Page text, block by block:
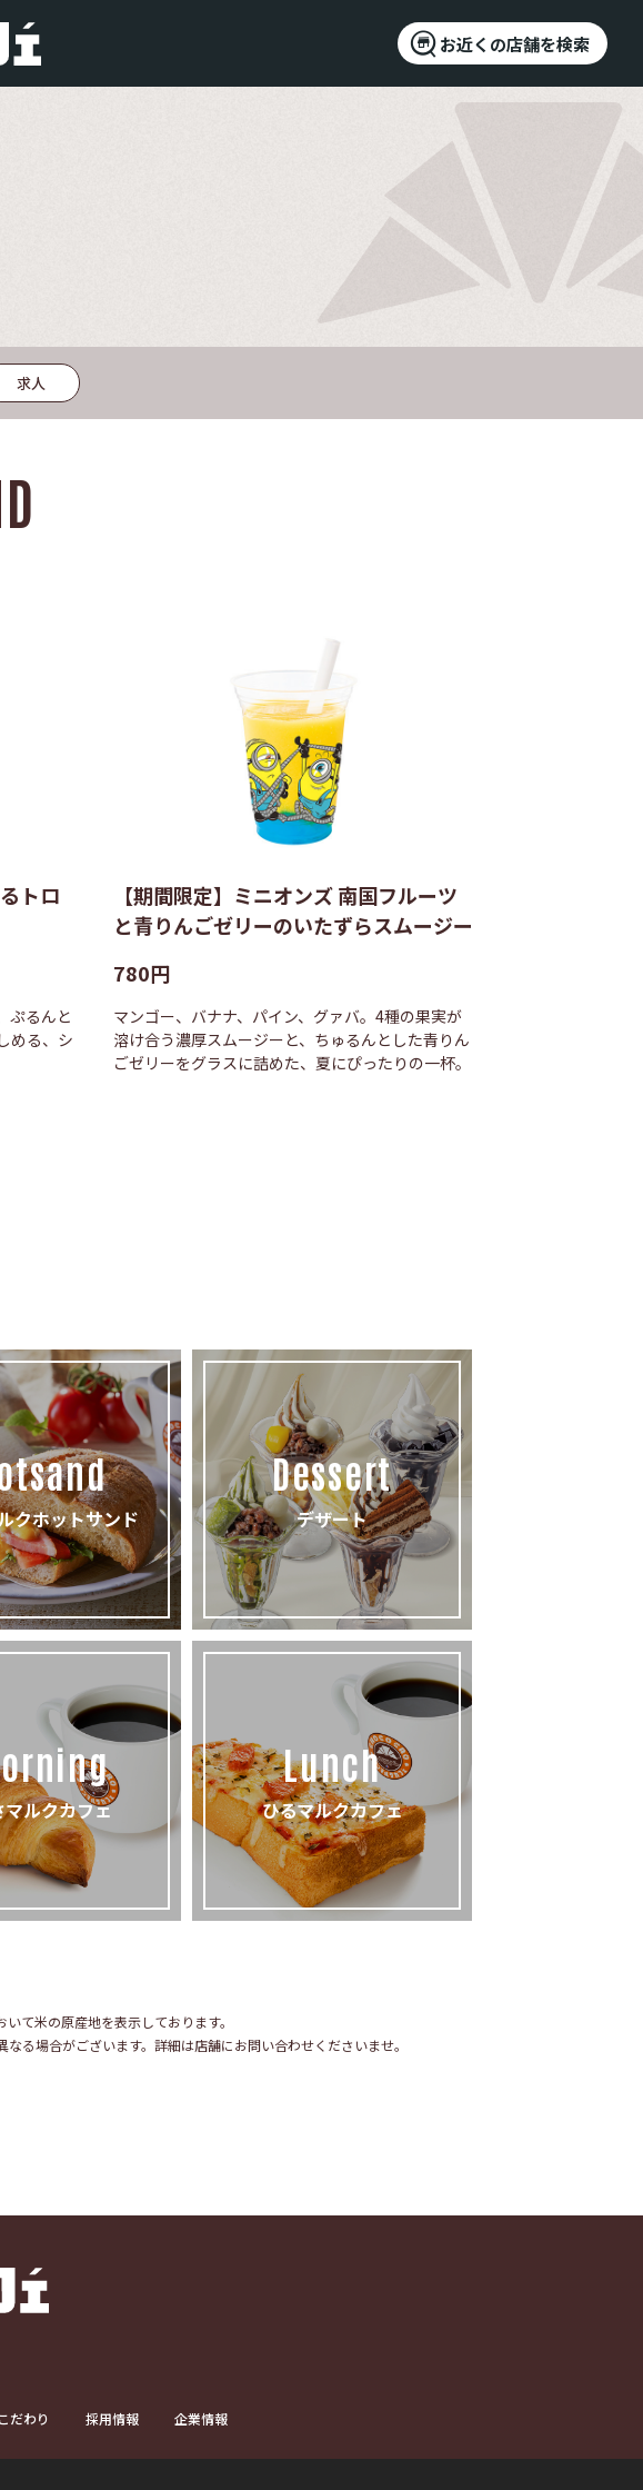
お近くの店舗を検索
求人
トロ
ぷるんと
める、シ
【期間限定】ミニオンズ 南国フルーツ
と青りんごゼリーのいたずらスムージー
780円
マンゴー、バナナ、パイン、グァバ。4種の果実が
溶け合う濃厚スムージーと、ちゅるんとした青りん
ごゼリーをグラスに詰めた、夏にぴったりの一杯。
クホットサンド
Dessert
デザート
マルクカフェ
Lunch
ひるマルクカフェ
て米の原産地を表示しております。
る場合がございます。詳細は店舗にお問い合わせくださいませ。
だわり 採用情報 企業情報